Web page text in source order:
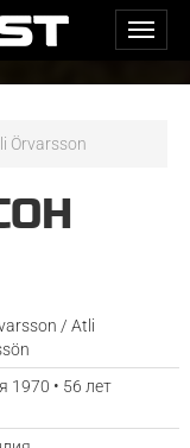
Örvarsson
/ Atli
1970 • 56 лет